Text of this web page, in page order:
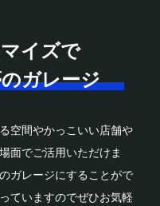
イズで
ガレージ
空間やかっこいい店舗や
面でご活用いただけま
ガレージにすることがで
ていますのでぜひお気軽